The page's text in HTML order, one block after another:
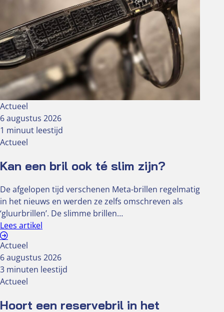
Actueel
6 augustus 2026
1 minuut leestijd
Actueel
Kan een bril ook té slim zijn?
De afgelopen tijd verschenen Meta-brillen regelmatig
in het nieuws en werden ze zelfs omschreven als
‘gluurbrillen’. De slimme brillen…
Lees artikel
Actueel
6 augustus 2026
3 minuten leestijd
Actueel
Hoort een reservebril in het